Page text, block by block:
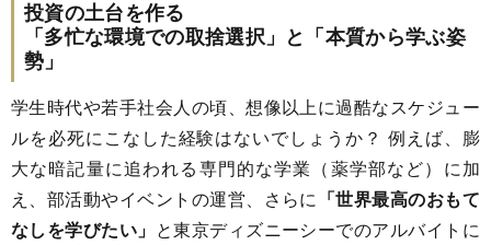
投資の土台を作る
「多忙な環境での取捨選択」と「本質から学ぶ姿
勢」
学生時代や若手社会人の頃、想像以上に過酷なスケジュー
ルを必死にこなした経験はないでしょうか？ 例えば、膨
大な暗記量に追われる専門的な学業（薬学部など）に加
え、部活動やイベントの運営、さらに 「世界最高のおもて
なしを学びたい」 と東京ディズニーシーでのアルバイトに